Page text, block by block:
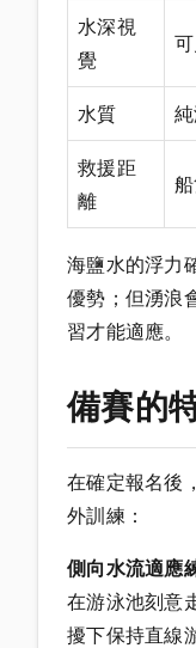
水深視
覺
水質
救援距
離
海鹽水的浮力
優勢；但湧浪
習才能適應。
備賽的
在確定報名後
外訓練：
側向水流適應
在游泳池刻意
擾下保持直線